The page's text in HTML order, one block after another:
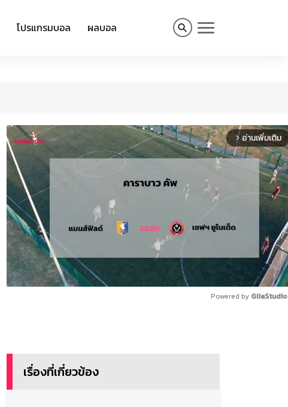
โปรแกรมบอล ผลบอล
arrow_forward_ios อ่านเพิ่มเติม
Powered by
เรื่องที่เกี่ยวข้อง